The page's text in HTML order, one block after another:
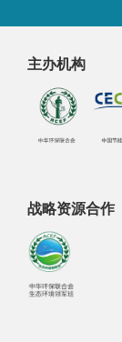
主办机构
战略资源合作